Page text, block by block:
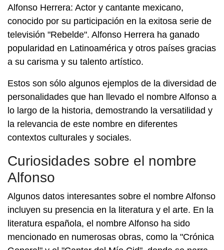
Alfonso Herrera: Actor y cantante mexicano,
conocido por su participación en la exitosa serie de
televisión "Rebelde". Alfonso Herrera ha ganado
popularidad en Latinoamérica y otros países gracias
a su carisma y su talento artístico.
Estos son sólo algunos ejemplos de la diversidad de
personalidades que han llevado el nombre Alfonso a
lo largo de la historia, demostrando la versatilidad y
la relevancia de este nombre en diferentes
contextos culturales y sociales.
Curiosidades sobre el nombre
Alfonso
Algunos datos interesantes sobre el nombre Alfonso
incluyen su presencia en la literatura y el arte. En la
literatura española, el nombre Alfonso ha sido
mencionado en numerosas obras, como la "Crónica